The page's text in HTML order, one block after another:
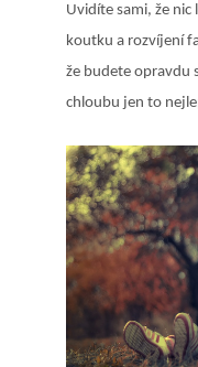
Uvidíte sami, že
koutku a rozvíjení
že budete opravdu
chloubu jen to